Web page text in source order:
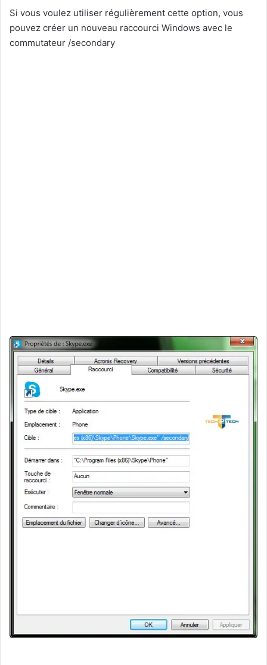
Si vous voulez utiliser régulièrement cette option, vous
pouvez créer un nouveau raccourci Windows avec le
commutateur /secondary